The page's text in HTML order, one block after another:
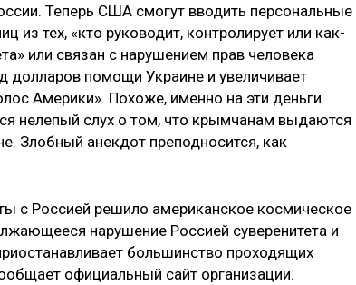
Теперь США смогут вводить персональные
из тех, «кто руководит, контролирует или как-
или связан с нарушением прав человека
долларов помощи Украине и увеличивает
Америки». Похоже, именно на эти деньги
нелепый слух о том, что крымчанам выдаются
Злобный анекдот преподносится, как
с Россией решило американское космическое
нарушение Россией суверенитета и
большинство проходящих
официальный сайт организации.